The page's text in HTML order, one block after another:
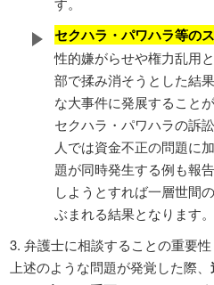
セクハラ・パワハラ等の
性的嫌がらせや権力乱用
部で揉み消そうとした結
な大事件に発展すること
セクハラ・パワハラの訴
人では資金不正の問題に
題が同時発生する例も報
しようとすれば一層世間
ぶまれる結果となります。
3. 弁護士に相談することの重要性
上述のような問題が発覚した際、